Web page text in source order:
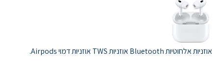
אוזניות אלחוטיות Bluetooth אוזניות TWS אוזניות דמוי Airpods.